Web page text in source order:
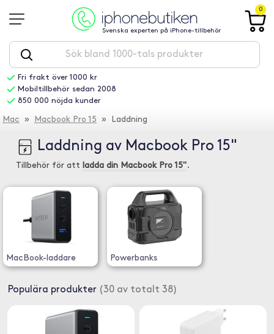
Svenska experten på iPhone-tillbehör
0
Fri frakt över 1000 kr
Mobiltillbehör sedan 2008
850 000 nöjda kunder
Mac » Macbook Pro 15 » Laddning
Laddning av Macbook Pro 15"
Tillbehör för att ladda din Macbook Pro 15".
MacBook-laddare Powerbanks
Populära produkter (30 av totalt 38)